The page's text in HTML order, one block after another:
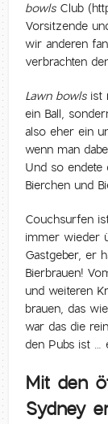
bowlsClub
Vorsitzende
wir anderen
verbrachten
Lawn bowlsist
ein Ball,
also eher ein
wenn man
Und so endete
Bierchen und
Couchsurfen
immer wieder
Gastgeber, er
Bierbrauen!
und weiteren
brauen, das
war das die
den Pubs ist …
Mit den
Sydney